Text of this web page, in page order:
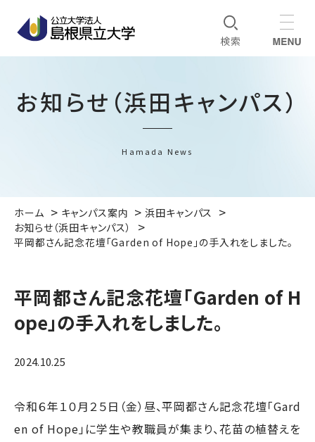
お知らせ（浜田キャンパス）
Hamada News
ホーム キャンパス案内
浜田キャンパス
お知らせ（浜田キャンパス）
平岡都さん記念花壇「Garden of Hope」の手入れをしました。
平岡都さん記念花壇「Garden of H
ope」の手入れをしました。
2024.10.25
令和６年１０月２５日（金）昼、平岡都さん記念花壇「Gard
en of Hope」に学生や教職員が集まり、花苗の植替えを